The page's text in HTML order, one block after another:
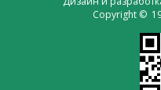
Copyright ©